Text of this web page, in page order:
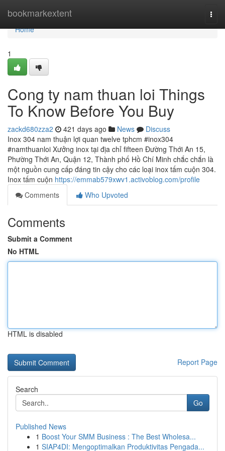
bookmarkextent
Home
Home
1
Cong ty nam thuan loi Things
To Know Before You Buy
zackd680zza2 421 days ago News
Discuss
Inox 304 nam thuận lợi quan twelve tphcm #inox304
#namthuanloi Xưởng inox tại địa chỉ fifteen Đường Thới An 15,
Phường Thới An, Quận 12, Thành phố Hồ Chí Minh chắc chắn là
một nguồn cung cấp đáng tin cậy cho các loại inox tấm cuộn 304.
Inox tấm cuộn https://emmab579xwv1.activoblog.com/profile
Comments
Who Upvoted
Comments
Submit a Comment
No HTML
HTML is disabled
Report Page
Search
Go
Published News
1 Boost Your SMM Business : The Best Wholesa...
1 SIAP4DI: Mengoptimalkan Produktivitas Pengada...